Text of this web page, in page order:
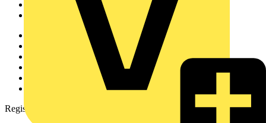
Downloadbereich (PDFs)
Häufig gestellte Fragen
Registrierung